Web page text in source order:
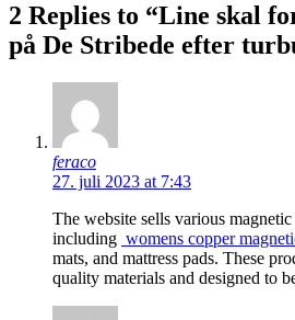
2 Replies to “Line skal
på De Stribede efter
feraco
27. juli 2023 at 7:43
The website sells various
including womens copper
mats, and mattress pads. These
quality materials and designed to